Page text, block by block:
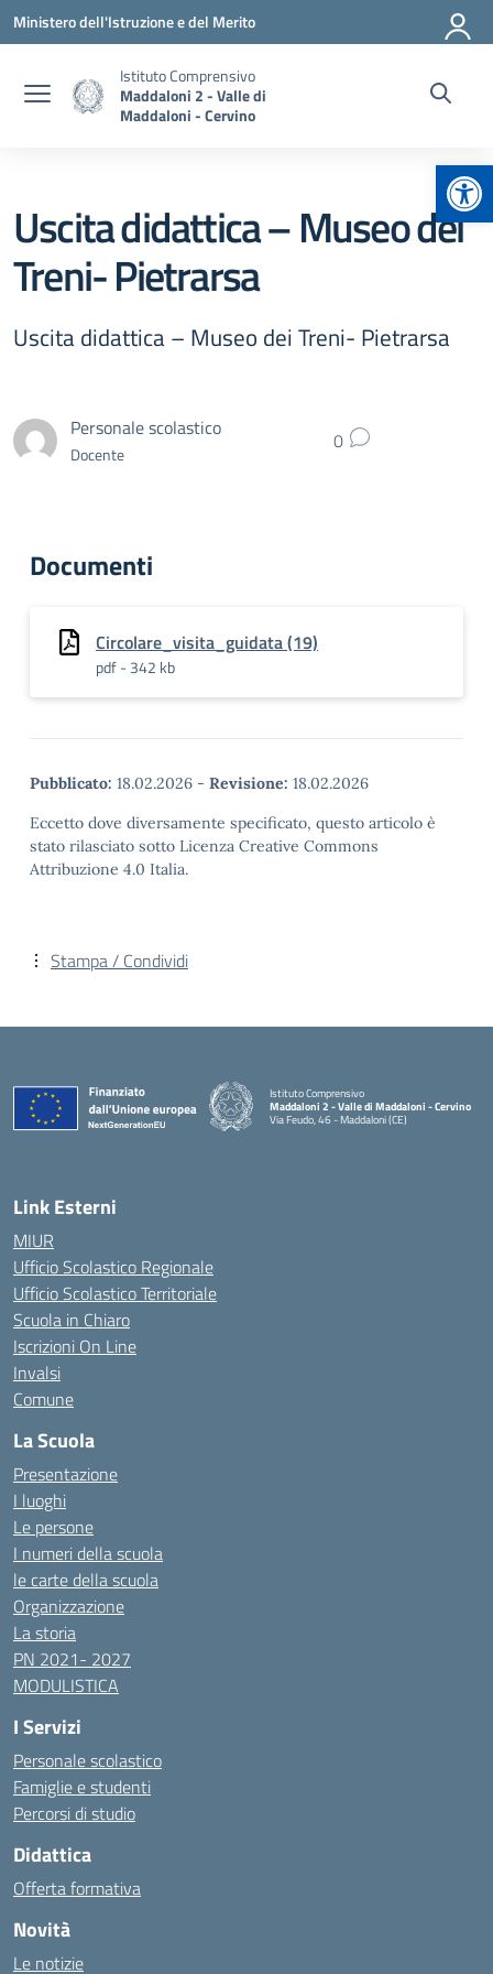
Vai ai contenuti
Vai al menu di navigazione
Vai al footer
Ministero dell'Istruzione e del Merito
Istituto Comprensivo
Maddaloni 2 - Valle di
Maddaloni - Cervino
Uscita didattica – Museo dei
Treni- Pietrarsa
Uscita didattica – Museo dei Treni- Pietrarsa
Personale scolastico
Docente 0
Documenti
Circolare_visita_guidata (19)
pdf - 342 kb
Pubblicato: 18.02.2026 - Revisione: 18.02.2026
Eccetto dove diversamente specificato, questo articolo è
stato rilasciato sotto Licenza Creative Commons
Attribuzione 4.0 Italia.
Stampa / Condividi
Istituto Comprensivo
Maddaloni 2 - Valle di Maddaloni - Cervino
Via Feudo, 46 - Maddaloni (CE)
Link Esterni
MIUR
Ufficio Scolastico Regionale
Ufficio Scolastico Territoriale
Scuola in Chiaro
Iscrizioni On Line
Invalsi
Comune
La Scuola
Presentazione
I luoghi
Le persone
I numeri della scuola
le carte della scuola
Organizzazione
La storia
PN 2021- 2027
MODULISTICA
I Servizi
Personale scolastico
Famiglie e studenti
Percorsi di studio
Didattica
Offerta formativa
Novità
Le notizie